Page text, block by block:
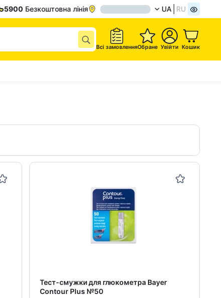
5900 Безкоштовна лінія UA RU
Всі замовленняОбране Увійти Кошик
Тест-смужки для глюкометра Bayer
Contour Plus №50